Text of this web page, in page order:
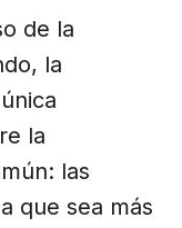
de la
la
la
las
que sea más